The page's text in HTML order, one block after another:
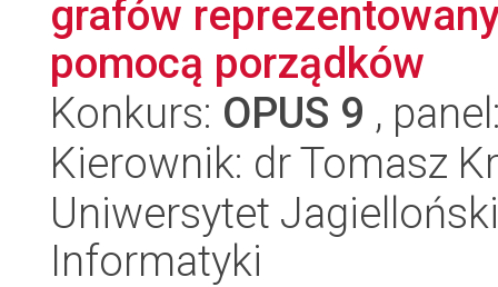
grafów
pomocą porządków
Konkurs: OPUS 9 ,
Kierownik: dr Tomasz
Uniwersytet
Informatyki